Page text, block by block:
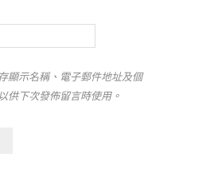
顯示名稱、電子郵件地址及個
供下次發佈留言時使用。